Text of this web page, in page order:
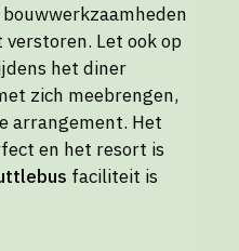
Let ook op
het diner
zich meebrengen,
arrangement. Het
en het resort is
faciliteit is